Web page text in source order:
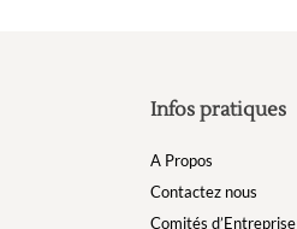
Infos pratiques
A Propos
Contactez nous
Comités d’Entreprise